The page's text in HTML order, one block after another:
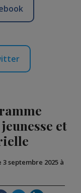
et
septembre 2025 à